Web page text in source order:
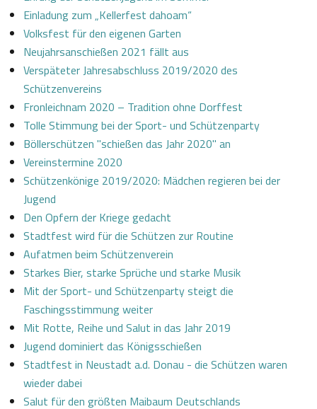
Einladung zum „Kellerfest dahoam“
Volksfest für den eigenen Garten
Neujahrsanschießen 2021 fällt aus
Verspäteter Jahresabschluss 2019/2020 des
Schützenvereins
Fronleichnam 2020 – Tradition ohne Dorffest
Tolle Stimmung bei der Sport- und Schützenparty
Böllerschützen "schießen das Jahr 2020" an
Vereinstermine 2020
Schützenkönige 2019/2020: Mädchen regieren bei der
Jugend
Den Opfern der Kriege gedacht
Stadtfest wird für die Schützen zur Routine
Aufatmen beim Schützenverein
Starkes Bier, starke Sprüche und starke Musik
Mit der Sport- und Schützenparty steigt die
Faschingsstimmung weiter
Mit Rotte, Reihe und Salut in das Jahr 2019
Jugend dominiert das Königsschießen
Stadtfest in Neustadt a.d. Donau - die Schützen waren
wieder dabei
Salut für den größten Maibaum Deutschlands